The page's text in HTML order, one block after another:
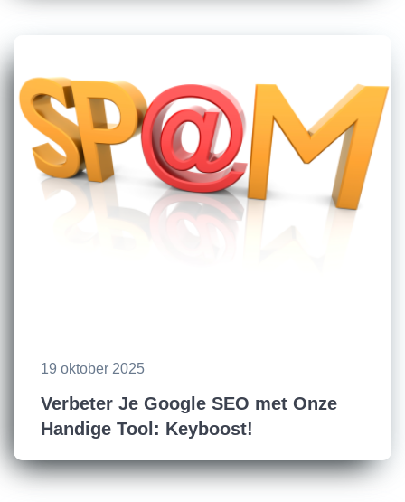
19 oktober 2025
Verbeter Je Google SEO met Onze
Handige Tool: Keyboost!